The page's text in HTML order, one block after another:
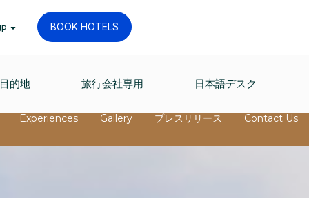
BOOK HOTELS
目的地 旅行会社専用 日本語デスク
Experiences Gallery プレスリリース Contact Us